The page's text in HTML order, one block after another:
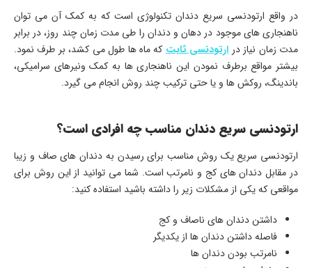
در واقع ارتودنسی سریع دندان تکنولوژی است که به کمک آن می توان
ناهنجاری های موجود در دهان و دندان را طی مدت زمان چند روز، در برابر
مدت زمان نیاز در ارتودنسی ثابتکه ماه ها طول می کشد، بر طرف نمود.
بیشتر مواقع برطرف نمودن این ناهنجاری ها به کمک ونیرهای سرامیکی،
باندینگ، روکش ها و یا حتی ترکیب چند روش انجام می گیرد.
ارتودنسی سریع دندان مناسب چه افرادی است؟
ارتودنسی سریع یک روش مناسب برای رسیدن به دندان های صاف و زیبا
در مقابل دندان های کج و نامرتب است. شما می توانید از این روش برای
مواقعی که یکی از مشکلات زیر را داشته باشید استفاده کنید:
داشتن دندان های ناصاف و کج
فاصله داشتن دندان ها از یکدیگر
نامرتب بودن دندان ها